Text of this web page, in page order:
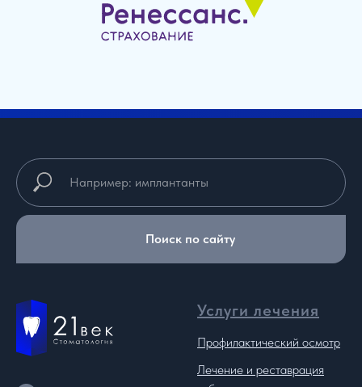
Поиск по сайту
Услуги лечения
Профилактический осмотр
Лечение и реставрация